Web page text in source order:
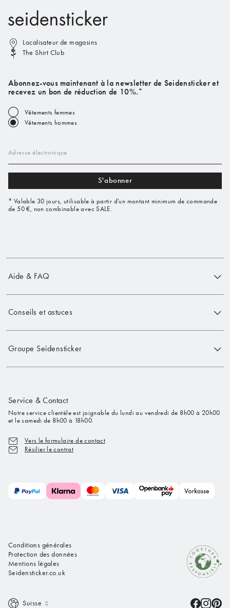
Localisateur de magasins
The Shirt Club
Abonnez-vous maintenant à la newsletter de Seidensticker et
recevez un bon de réduction de 10%.*
Vêtements femmes
Vêtements hommes
Adresse électronique
S'abonner
* Valable 30 jours, utilisable à partir d'un montant minimum de commande
de 50 €, non combinable avec SALE.
Aide & FAQ
Conseils et astuces
Groupe Seidensticker
Service & Contact
Notre service clientèle est joignable du lundi au vendredi de 8h00 à 20h00
et le samedi de 8h00 à 18h00.
Vers le formulaire de contact
Résilier le contrat
Conditions générales
Protection des données
Mentions légales
Seidensticker.co.uk
Suisse